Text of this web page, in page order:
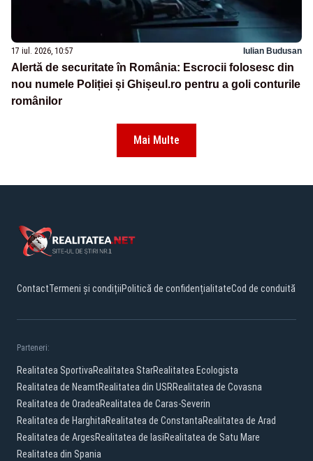
17 iul. 2026, 10:57 Iulian Budusan
Alertă de securitate în România: Escrocii folosesc din
nou numele Poliției și Ghișeul.ro pentru a goli conturile
românilor
Mai Multe
ContactTermeni și condițiiPolitică de confidențialitateCod de conduită
Parteneri:
Realitatea SportivaRealitatea StarRealitatea Ecologista
Realitatea de NeamtRealitatea din USRRealitatea de Covasna
Realitatea de OradeaRealitatea de Caras-Severin
Realitatea de HarghitaRealitatea de ConstantaRealitatea de Arad
Realitatea de ArgesRealitatea de IasiRealitatea de Satu Mare
Realitatea din Spania